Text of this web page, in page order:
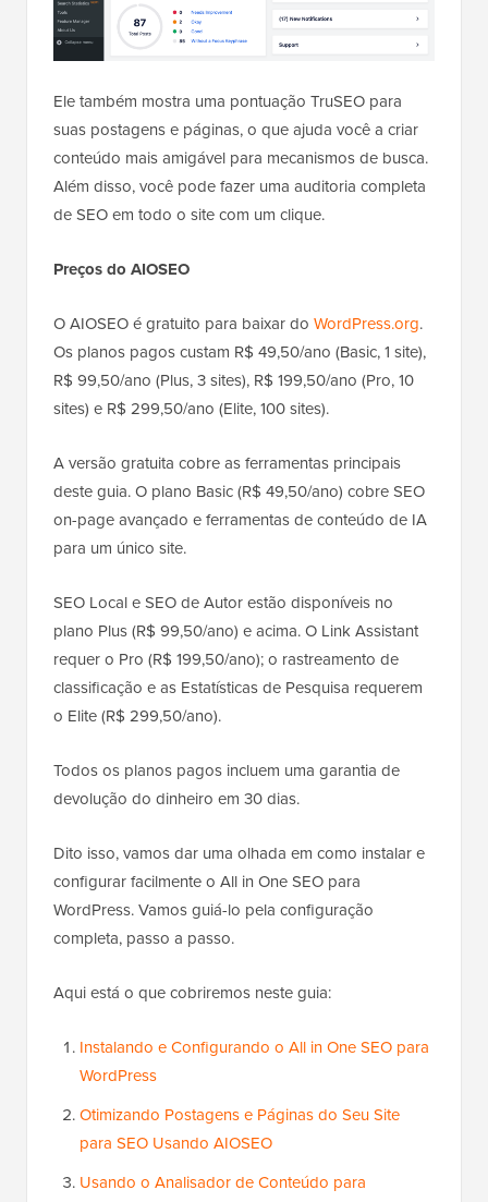
Ele também mostra uma pontuação TruSEO para
suas postagens e páginas, o que ajuda você a criar
conteúdo mais amigável para mecanismos de busca.
Além disso, você pode fazer uma auditoria completa
de SEO em todo o site com um clique.
Preços do AIOSEO
O AIOSEO é gratuito para baixar do WordPress.org.
Os planos pagos custam R$ 49,50/ano (Basic, 1 site),
R$ 99,50/ano (Plus, 3 sites), R$ 199,50/ano (Pro, 10
sites) e R$ 299,50/ano (Elite, 100 sites).
A versão gratuita cobre as ferramentas principais
deste guia. O plano Basic (R$ 49,50/ano) cobre SEO
on-page avançado e ferramentas de conteúdo de IA
para um único site.
SEO Local e SEO de Autor estão disponíveis no
plano Plus (R$ 99,50/ano) e acima. O Link Assistant
requer o Pro (R$ 199,50/ano); o rastreamento de
classificação e as Estatísticas de Pesquisa requerem
o Elite (R$ 299,50/ano).
Todos os planos pagos incluem uma garantia de
devolução do dinheiro em 30 dias.
Dito isso, vamos dar uma olhada em como instalar e
configurar facilmente o All in One SEO para
WordPress. Vamos guiá-lo pela configuração
completa, passo a passo.
Aqui está o que cobriremos neste guia:
Instalando e Configurando o All in One SEO para
WordPress
Otimizando Postagens e Páginas do Seu Site
para SEO Usando AIOSEO
Usando o Analisador de Conteúdo para